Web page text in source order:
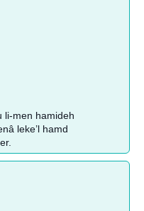
li-men hamideh
leke’l hamd